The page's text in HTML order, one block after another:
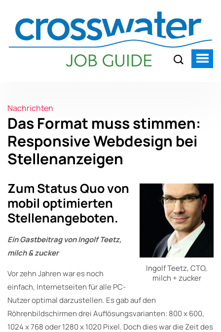
Nachrichten
Das Format muss stimmen:
Responsive Webdesign bei
Stellenanzeigen
Ingolf Teetz, CTO,
milch + zucker
Zum Status Quo von
mobil optimierten
Stellenangeboten.
Ein Gastbeitrag von Ingolf Teetz,
milch & zucker
Vor zehn Jahren war es noch
einfach, Internetseiten für alle PC-
Nutzer optimal darzustellen. Es gab auf den
Röhrenbildschirmen drei Auflösungsvarianten: 800 x 600,
1024 x 768 oder 1280 x 1020 Pixel. Doch dies war die Zeit des